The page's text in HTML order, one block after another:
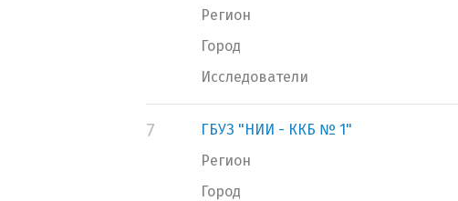
Регион
Город
Исследователи
7
ГБУЗ "НИИ - ККБ № 1"
Регион
Город